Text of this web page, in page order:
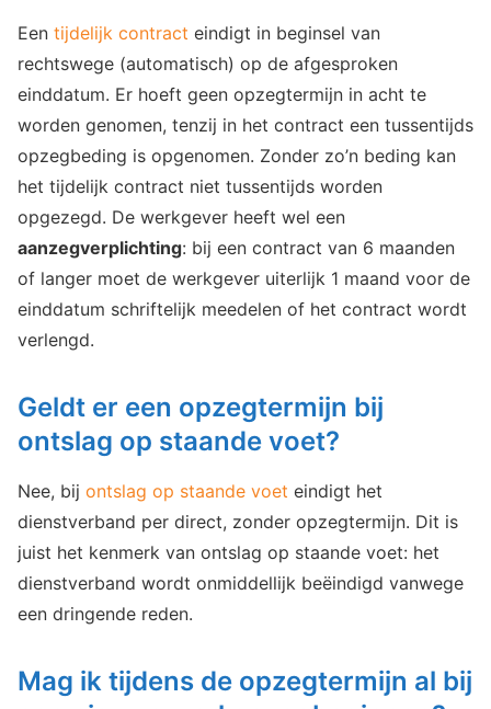
Een tijdelijk contract eindigt in beginsel van
rechtswege (automatisch) op de afgesproken
einddatum. Er hoeft geen opzegtermijn in acht te
worden genomen, tenzij in het contract een tussentijds
opzegbeding is opgenomen. Zonder zo’n beding kan
het tijdelijk contract niet tussentijds worden
opgezegd. De werkgever heeft wel een
aanzegverplichting: bij een contract van 6 maanden
of langer moet de werkgever uiterlijk 1 maand voor de
einddatum schriftelijk meedelen of het contract wordt
verlengd.
Geldt er een opzegtermijn bij
ontslag op staande voet?
Nee, bij ontslag op staande voet eindigt het
dienstverband per direct, zonder opzegtermijn. Dit is
juist het kenmerk van ontslag op staande voet: het
dienstverband wordt onmiddellijk beëindigd vanwege
een dringende reden.
Mag ik tijdens de opzegtermijn al bij